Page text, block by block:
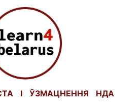
І ЎЗМАЦНЕННЯ НДА